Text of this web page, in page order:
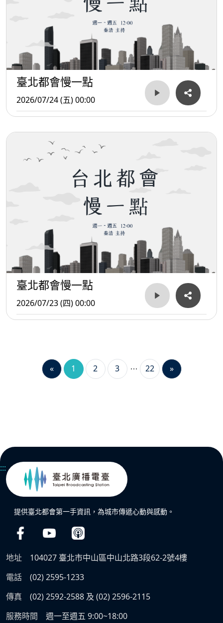
臺北都會慢一點
2026/07/24 (五) 00:00
臺北都會慢一點
2026/07/23 (四) 00:00
« 1 2 3 22 »
:::
提供臺北都會第一手資訊，為城市傳遞心動與感動。
地址
104027 臺北市中山區中山北路3段62-2號4樓
電話
(02) 2595-1233
傳真
(02) 2592-2588 及 (02) 2596-2115
服務時間
週一至週五 9:00~18:00